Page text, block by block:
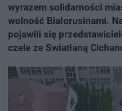
wyrazem solidarności
wolność Białorusinami.
pojawili się
czele ze Swiatłaną